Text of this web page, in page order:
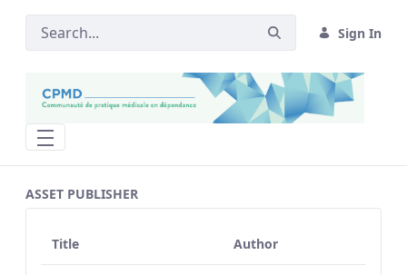
Sign In
ASSET PUBLISHER
Title Author